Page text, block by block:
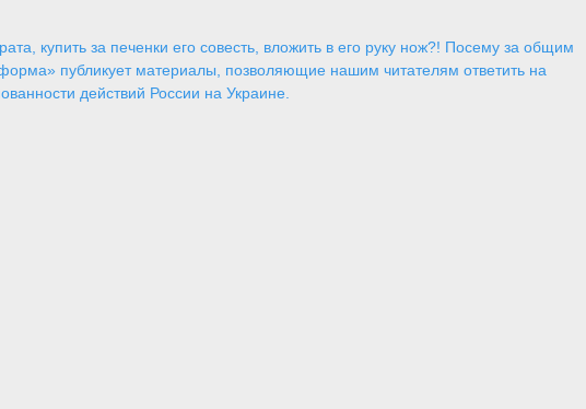
купить за печенки его совесть, вложить в его руку нож?! Посему за общим
публикует материалы, позволяющие нашим читателям ответить на
действий России на Украине.